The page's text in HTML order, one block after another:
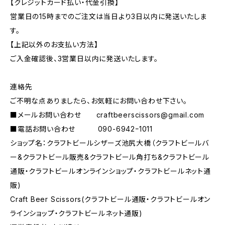
【クレジットカード払い・代金引換】
営業日の15時までのご注文は当日より3日以内に発送いたしま
す。
【上記以外のお支払い方法】
ご入金確認後、3営業日以内に発送いたします。
連絡先
ご不明な点ありましたら、お気軽にお問い合わせ下さい。
■メールお問い合わせ craftbeerscissors@gmail.com
■電話お問い合わせ 090-6942ｰ1011
ショップ名：クラフトビールシザーズ池尻大橋（クラフトビールバ
ー&クラフトビール販売&クラフトビール角打ち&クラフトビール
通販・クラフトビールオンラインショップ・クラフトビールネット通
販)
Craft Beer Scissors(クラフトビール通販・クラフトビールオン
ラインショップ・クラフトビールネット通販)